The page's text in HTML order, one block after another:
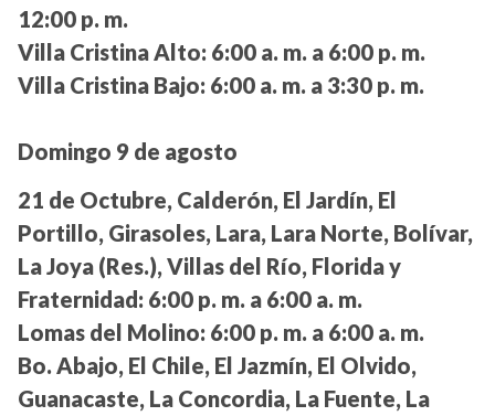
12:00 p. m.
Villa Cristina Alto: 6:00 a. m. a 6:00 p. m.
Villa Cristina Bajo: 6:00 a. m. a 3:30 p. m.
Domingo 9 de agosto
21 de Octubre, Calderón, El Jardín, El
Portillo, Girasoles, Lara, Lara Norte, Bolívar,
La Joya (Res.), Villas del Río, Florida y
Fraternidad: 6:00 p. m. a 6:00 a. m.
Lomas del Molino: 6:00 p. m. a 6:00 a. m.
Bo. Abajo, El Chile, El Jazmín, El Olvido,
Guanacaste, La Concordia, La Fuente, La